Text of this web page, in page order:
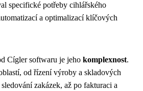
specifické potřeby cihlářského
a optimalizací klíčových
Cígler softwaru je jeho komplexnost.
od řízení výroby a skladových
zakázek, až po fakturaci a